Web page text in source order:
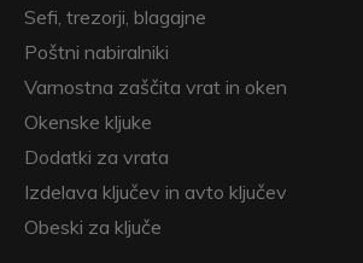
Sefi, trezorji, blagajne
Poštni nabiralniki
Varnostna zaščita vrat in oken
Okenske kljuke
Dodatki za vrata
Izdelava ključev in avto ključev
Obeski za ključe